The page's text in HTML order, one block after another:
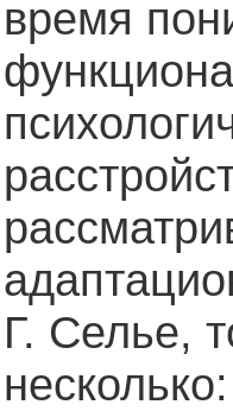
время
Г. Селье,
несколько: